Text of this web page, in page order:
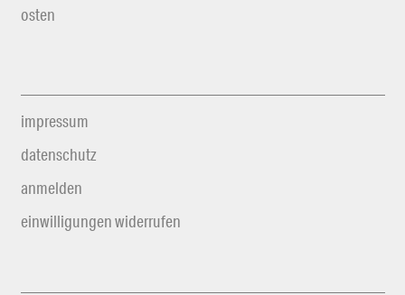
osten
impressum
datenschutz
anmelden
einwilligungen widerrufen